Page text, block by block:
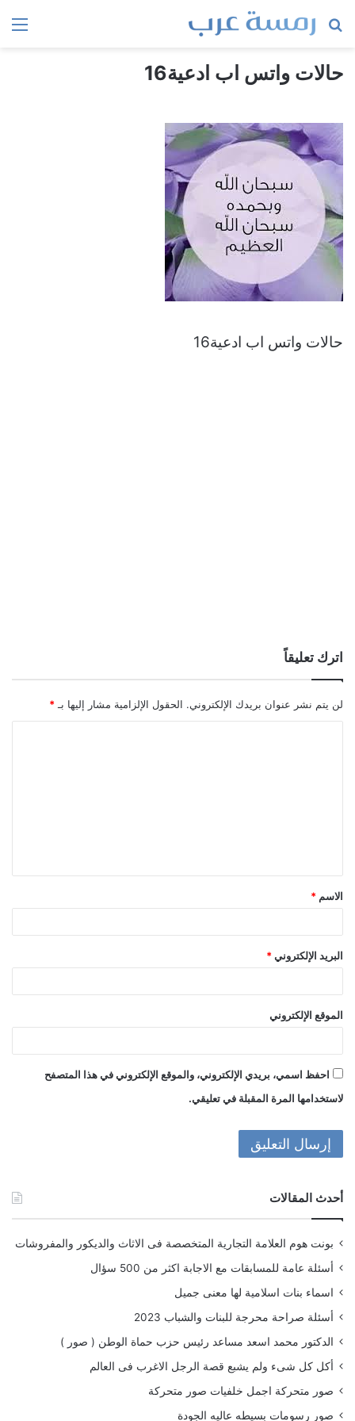
بحث
حالات واتس اب ادعية16
حالات واتس اب ادعية16
اترك تعليقاً
لن يتم نشر عنوان بريدك الإلكتروني. الحقول الإلزامية مشار إليها بـ *
ق
*
الاسم *
البريد الإلكتروني *
الموقع الإلكتروني
احفظ اسمي، بريدي الإلكتروني، والموقع الإلكتروني في هذا المتصفح
لاستخدامها المرة المقبلة في تعليقي.
أحدث المقالات
بونت هوم العلامة التجارية المتخصصة فى الاثاث والديكور والمفروشات
أسئلة عامة للمسابقات مع الاجابة اكثر من 500 سؤال
اسماء بنات اسلامية لها معنى جميل
أسئلة صراحة محرجة للبنات والشباب 2023
الدكتور محمد اسعد مساعد رئيس حزب حماة الوطن ( صور )
أكل كل شىء ولم يشبع قصة الرجل الاغرب فى العالم
صور متحركة اجمل خلفيات صور متحركة
صور رسومات بسيطه عاليه الجودة